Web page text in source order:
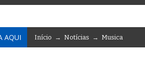
AQUI Início → Notícias → Musica